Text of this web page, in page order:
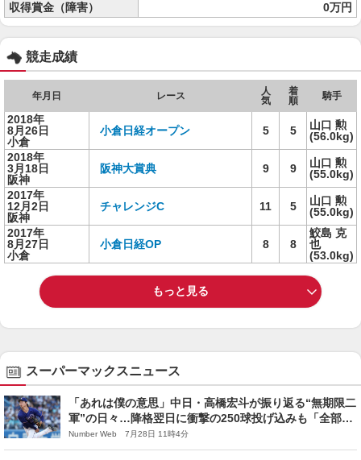
収得賞金（障害）
0万円
競走成績
年月日 レース
人
気
着
順
騎手
2018年
8月26日
小倉
小倉日経オープン 5 5
山口 勲
(56.0kg)
2018年
3月18日
阪神
阪神大賞典 9 9
山口 勲
(55.0kg)
2017年
12月2日
阪神
チャレンジC 11 5
山口 勲
(55.0kg)
2017年
8月27日
小倉
小倉日経OP 8 8
鮫島 克
也
(53.0kg)
もっと見る
スーパーマックスニュース
「あれは僕の意思」中日・高橋宏斗が振り返る“無期限二
軍”の日々…降格翌日に衝撃の250球投げ込みも「全部や
ってみてたどり着いた」復活への最適解
Number Web 7月28日 11時4分